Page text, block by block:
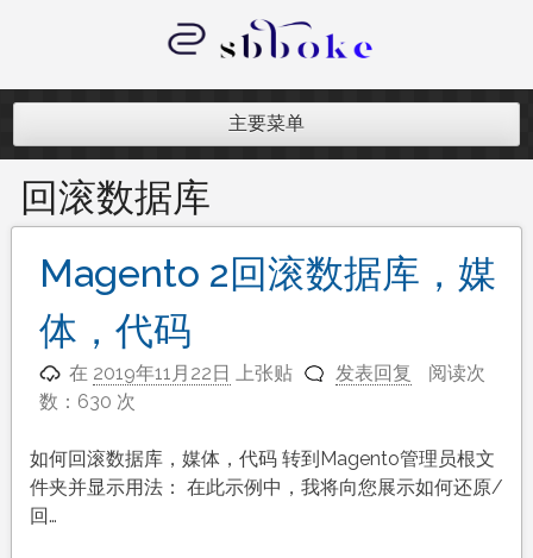
内
记录跨境电商独立站开发遇到的点点
主要菜单
回滚数据库
Magento 2回滚数据库，媒
体，代码
在 2019年11月22日 上张贴 发表回复
阅读次
数：630 次
如何回滚数据库，媒体，代码 转到Magento管理员根文
件夹并显示用法： 在此示例中，我将向您展示如何还原/
回…